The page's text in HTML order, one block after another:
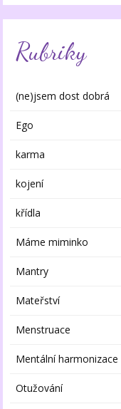
Rubriky
(ne)jsem dost dobrá
Ego
karma
kojení
křídla
Máme miminko
Mantry
Mateřství
Menstruace
Mentální harmonizace
Otužování